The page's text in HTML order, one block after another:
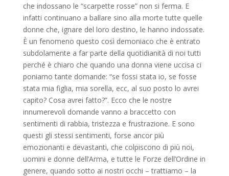
che indossano le “scarpette rosse” non si ferma. E
infatti continuano a ballare sino alla morte tutte quelle
donne che, ignare del loro destino, le hanno indossate.
È un fenomeno questo così demoniaco che è entrato
subdolamente a far parte della quotidianità di noi tutti
perché è chiaro che quando una donna viene uccisa ci
poniamo tante domande: “se fossi stata io, se fosse
stata mia figlia, mia sorella, ecc, al suo posto lo avrei
capito? Cosa avrei fatto?”. Ecco che le nostre
innumerevoli domande vanno a braccetto con
sentimenti di rabbia, tristezza e frustrazione. E sono
questi gli stessi sentimenti, forse ancor più
emozionanti e devastanti, che colpiscono di più noi,
uomini e donne dell’Arma, e tutte le Forze dell’Ordine in
genere, quando sotto ai nostri occhi – trattiamo – la